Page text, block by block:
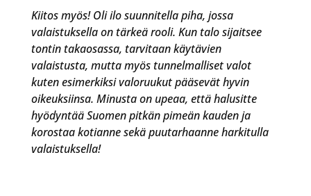
Kiitos myös! Oli ilo suunnitella piha, jossa
valaistuksella on tärkeä rooli. Kun talo sijaitsee
tontin takaosassa, tarvitaan käytävien
valaistusta, mutta myös tunnelmalliset valot
kuten esimerkiksi valoruukut pääsevät hyvin
oikeuksiinsa. Minusta on upeaa, että halusitte
hyödyntää Suomen pitkän pimeän kauden ja
korostaa kotianne sekä puutarhaanne harkitulla
valaistuksella!